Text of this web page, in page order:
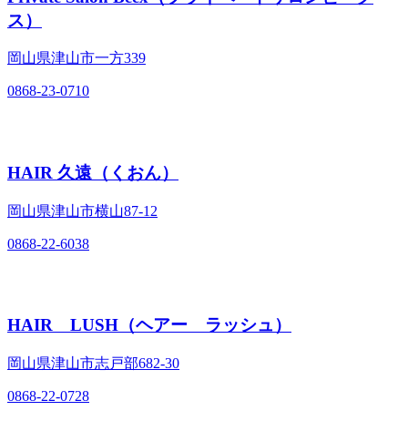
ス）
岡山県津山市一方339
0868-23-0710
HAIR 久遠（くおん）
岡山県津山市横山87‐12
0868-22-6038
HAIR LUSH（ヘアー ラッシュ）
岡山県津山市志戸部682‐30
0868-22-0728